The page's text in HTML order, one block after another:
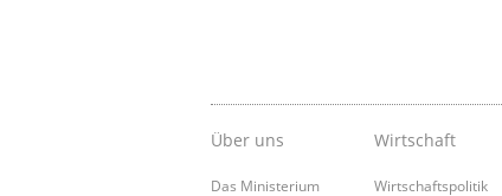
Über uns
Das Ministerium
Wirtschaft
Wirtschaftspolitik